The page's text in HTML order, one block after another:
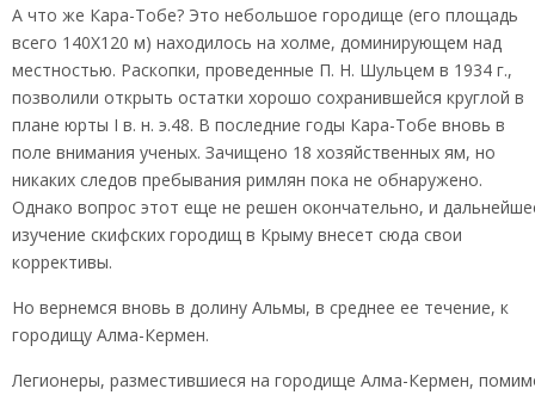
А что же Кара-Тобе? Это небольшое городище (его площадь
всего 140X120 м) находилось на холме, доминирующем над
местностью. Раскопки, проведенные П. Н. Шульцем в 1934 г.,
позволили открыть остатки хорошо сохранившейся круглой в
плане юрты I в. н. э.48. В последние годы Кара-Тобе вновь в
поле внимания ученых. Зачищено 18 хозяйственных ям, но
никаких следов пребывания римлян пока не обнаружено.
Однако вопрос этот еще не решен окончательно, и
изучение скифских городищ в Крыму внесет сюда свои
коррективы.
Но вернемся вновь в долину Альмы, в среднее ее течение, к
городищу Алма-Кермен.
Легионеры, разместившиеся на городище Алма-Кермен,